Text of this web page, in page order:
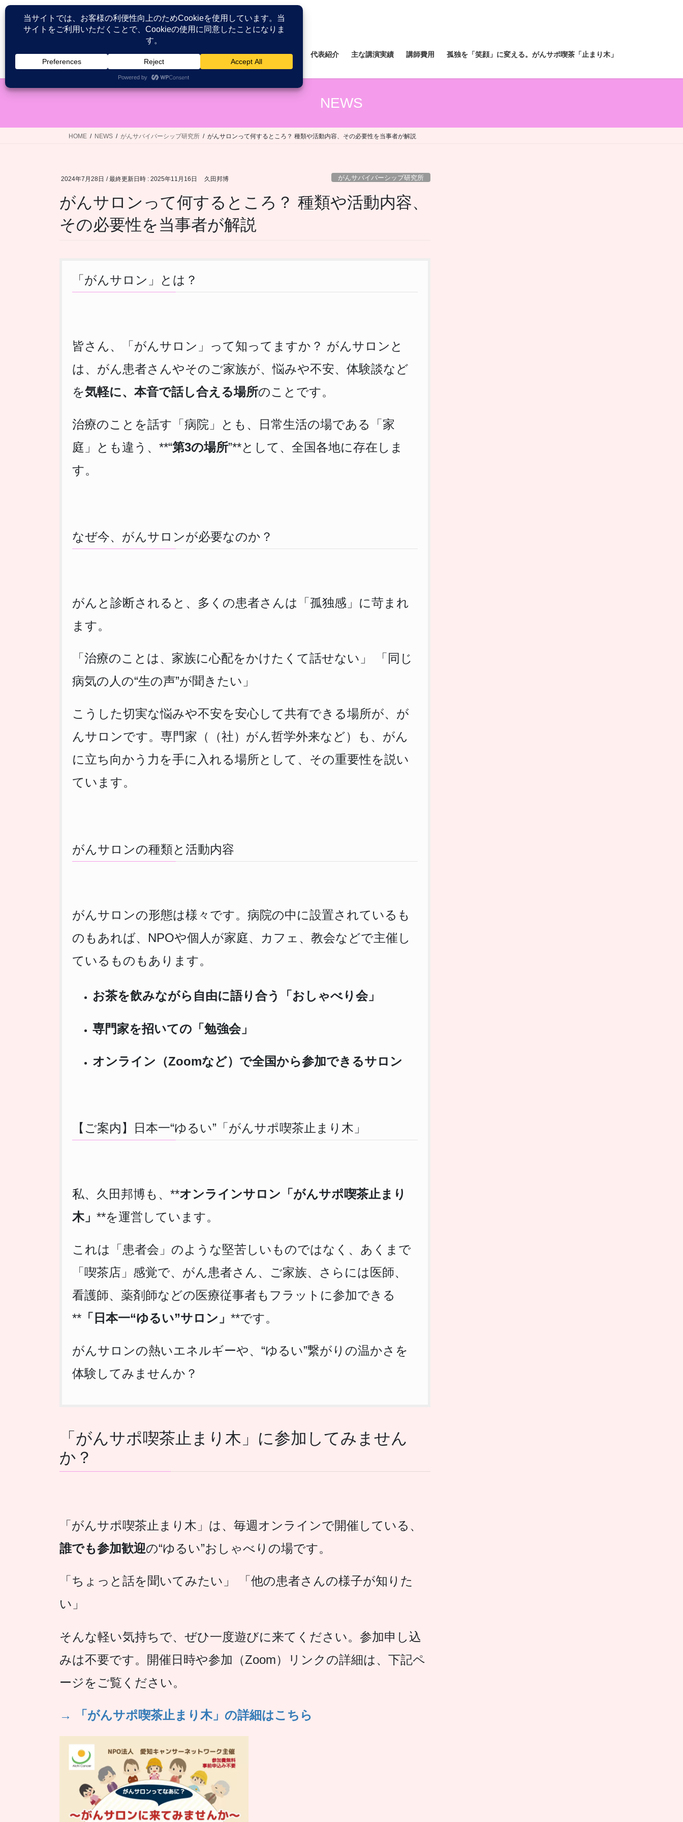
コ
ス
キ
ナ
ン
に
HOME 患者が語る医療接遇研究所 薬剤師研修研究所 代表紹介 主な講演実績 講師費用 孤独を「笑顔」に変える。がんサポ喫茶「止まり木」
NEWS
HOME NEWS がんサバイバーシップ研究所 がんサロンって何するところ？ 種類や活動内容、その必要性を当事者が解説
2024年7月28日 / 最終更新日時 : 2025年11月16日 久田邦博 がんサバイバーシップ研究所
がんサロンって何するところ？ 種類や活動内容、
その必要性を当事者が解説
「がんサロン」とは？
皆さん、「がんサロン」って知ってますか？ がんサロンと
は、がん患者さんやそのご家族が、悩みや不安、体験談など
を気軽に、本音で話し合える場所のことです。
治療のことを話す「病院」とも、日常生活の場である「家
庭」とも違う、**“第3の場所”**として、全国各地に存在しま
す。
なぜ今、がんサロンが必要なのか？
がんと診断されると、多くの患者さんは「孤独感」に苛まれ
ます。
「治療のことは、家族に心配をかけたくて話せない」 「同じ
病気の人の“生の声”が聞きたい」
こうした切実な悩みや不安を安心して共有できる場所が、が
んサロンです。専門家（（社）がん哲学外来など）も、がん
に立ち向かう力を手に入れる場所として、その重要性を説い
ています。
がんサロンの種類と活動内容
がんサロンの形態は様々です。病院の中に設置されているも
のもあれば、NPOや個人が家庭、カフェ、教会などで主催し
ているものもあります。
お茶を飲みながら自由に語り合う「おしゃべり会」
専門家を招いての「勉強会」
オンライン（Zoomなど）で全国から参加できるサロン
【ご案内】日本一“ゆるい”「がんサポ喫茶止まり木」
私、久田邦博も、**オンラインサロン「がんサポ喫茶止まり
木」 **を運営しています。
これは「患者会」のような堅苦しいものではなく、あくまで
「喫茶店」感覚で、がん患者さん、ご家族、さらには医師、
看護師、薬剤師などの医療従事者もフラットに参加できる
** 「日本一“ゆるい”サロン」 **です。
がんサロンの熱いエネルギーや、“ゆるい”繋がりの温かさを
体験してみませんか？
「がんサポ喫茶止まり木」に参加してみません
か？
「がんサポ喫茶止まり木」は、毎週オンラインで開催している、
誰でも参加歓迎の“ゆるい”おしゃべりの場です。
「ちょっと話を聞いてみたい」 「他の患者さんの様子が知りた
い」
そんな軽い気持ちで、ぜひ一度遊びに来てください。参加申し込
みは不要です。開催日時や参加（Zoom）リンクの詳細は、下記ペ
ージをご覧ください。
→ 「がんサポ喫茶止まり木」の詳細はこちら